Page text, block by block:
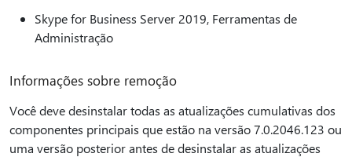
Skype for Business Server 2019, Ferramentas de
Administração
Informações sobre remoção
Você deve desinstalar todas as atualizações cumulativas dos
componentes principais que estão na versão 7.0.2046.123 ou
uma versão posterior antes de desinstalar as atualizações